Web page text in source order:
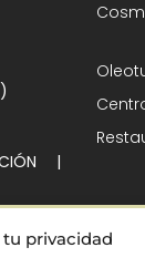
privacidad
|